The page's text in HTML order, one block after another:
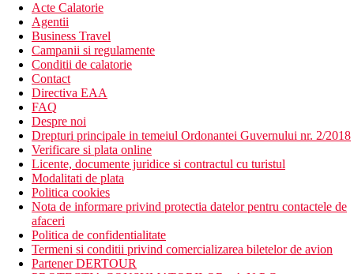
Acte Calatorie
Agentii
Business Travel
Campanii si regulamente
Conditii de calatorie
Contact
Directiva EAA
FAQ
Despre noi
Drepturi principale in temeiul Ordonantei Guvernului nr. 2/2018
Verificare si plata online
Licente, documente juridice si contractul cu turistul
Modalitati de plata
Politica cookies
Nota de informare privind protectia datelor pentru contactele de
afaceri
Politica de confidentialitate
Termeni si conditii privind comercializarea biletelor de avion
Partener DERTOUR